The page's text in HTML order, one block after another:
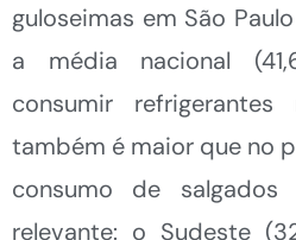
guloseimas em São
a média nacional
consumir
também é maior que no
consumo de salgados
relevante: o Sudeste